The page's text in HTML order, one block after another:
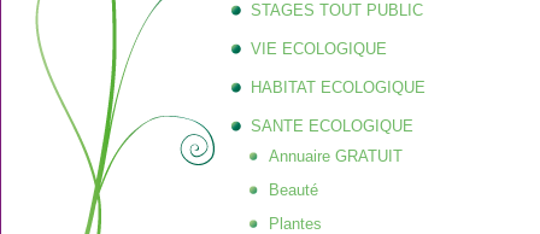
STAGES TOUT PUBLIC
VIE ECOLOGIQUE
HABITAT ECOLOGIQUE
SANTE ECOLOGIQUE
Annuaire GRATUIT
Beauté
Plantes